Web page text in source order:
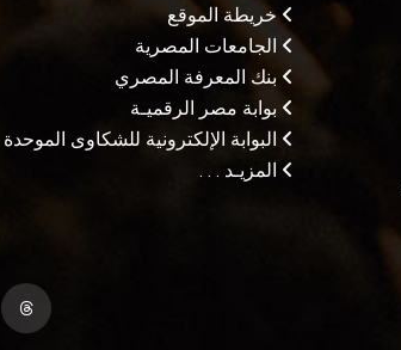
خريطة الموقع
الجامعات المصرية
بنك المعرفة المصري
بوابة مصر الرقميـة
البوابة الإلكترونية للشكاوى الموحدة
المزيـد . . .